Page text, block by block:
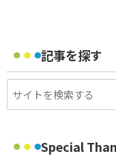
記事を探す
Special